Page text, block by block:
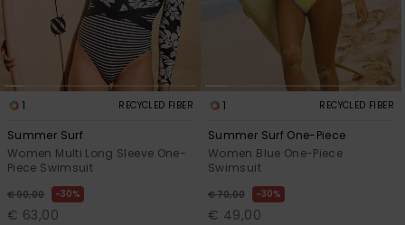
1 RECYCLED FIBER
Summer Surf
Women Multi Long Sleeve One-
Piece Swimsuit
€ 90,00 30%
€ 63,00
1 RECYCLED FIBER
Summer Surf One-Piece
Women Blue One-Piece
Swimsuit
€ 70,00 30%
€ 49,00